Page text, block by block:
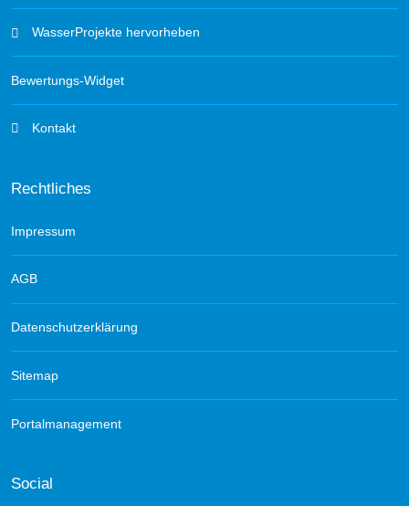
WasserProjekte hervorheben
Bewertungs-Widget
Kontakt
Rechtliches
Impressum
AGB
Datenschutzerklärung
Sitemap
Portalmanagement
Social